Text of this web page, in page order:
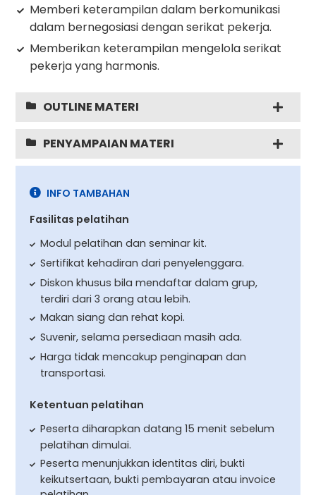
Memberi keterampilan dalam berkomunikasi
dalam bernegosiasi dengan serikat pekerja.
Memberikan keterampilan mengelola serikat
pekerja yang harmonis.
OUTLINE MATERI
PENYAMPAIAN MATERI
INFO TAMBAHAN
Fasilitas pelatihan
Modul pelatihan dan seminar kit.
Sertifikat kehadiran dari penyelenggara.
Diskon khusus bila mendaftar dalam grup,
terdiri dari 3 orang atau lebih.
Makan siang dan rehat kopi.
Suvenir, selama persediaan masih ada.
Harga tidak mencakup penginapan dan
transportasi.
Ketentuan pelatihan
Peserta diharapkan datang 15 menit sebelum
pelatihan dimulai.
Peserta menunjukkan identitas diri, bukti
keikutsertaan, bukti pembayaran atau invoice